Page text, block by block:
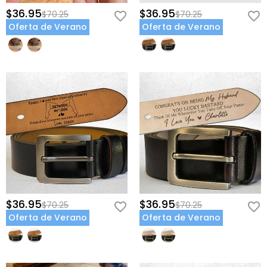
vintage diseñada para soportar los rigores de la vida ocupada de
un padre mientras luce sofisticada tanto en la sala de juntas como
en el patio trasero.
Personalización de Doble Superficie: Proporciona un exterior
sentimental en el interior reservado solo para sus ojos durante los
momentos tranquilos de su día.
Dale la fuerza de tu amor para llevar en cada momento alto y bajo
—crea su cinturón de herencia hoy.
$36.95$70.25
Oferta de Verano
$36.95$70.25
Oferta de Verano
$36.95$70.25
Oferta de Verano
$36.95$70.25
Oferta de Verano